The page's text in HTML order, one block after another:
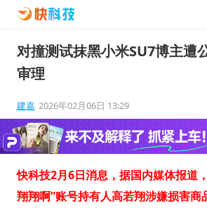
对撞测试抹黑小米SU7博主遭
审理
建嘉 2026年02月06日 13:29
快科技2月6日消息，据国内媒体报道
翔翔啊”账号持有人高若翔涉嫌损害商